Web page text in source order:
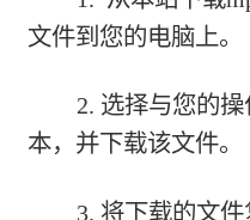
文件到您的电脑上。
2. 选择与您的
本，并下载该文件。
3. 将下载的文件